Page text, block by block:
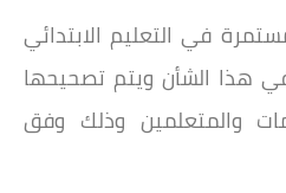
في التعليم الابتدائي
هذا الشأن ويتم تصحيحها
والمتعلمين وذلك وفق